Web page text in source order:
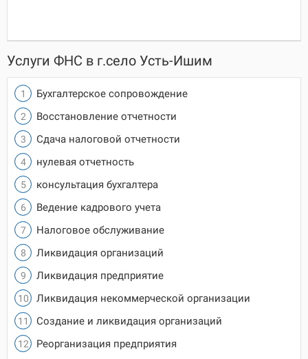
Услуги ФНС в г.село Усть-Ишим
Бухгалтерское сопровождение
Восстановление отчетности
Сдача налоговой отчетности
нулевая отчетность
консультация бухгалтера
Ведение кадрового учета
Налоговое обслуживание
Ликвидация организаций
Ликвидация предприятие
Ликвидация некоммерческой организации
Создание и ликвидация организаций
Реорганизация предприятия